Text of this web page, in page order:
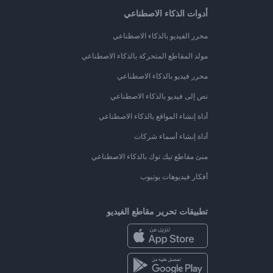
أدوات الذكاء الاصطناعي
محرر الفيديو بالذكاء الاصطناعي
مولد المقاطع المتحركة بالذكاء الاصطناعي
محرر فيديو بالذكاء الاصطناعي
نص إلى فيديو بالذكاء الاصطناعي
أداة إنشاء المواقع بالذكاء الاصطناعي
أداة إنشاء أسماء شركات
منئ مقاطع تيك توك بالذكاء الاصطناعي
أفكار فيديوهات يوتيوب
تطبيقات تحرير مقاطع الفيديو